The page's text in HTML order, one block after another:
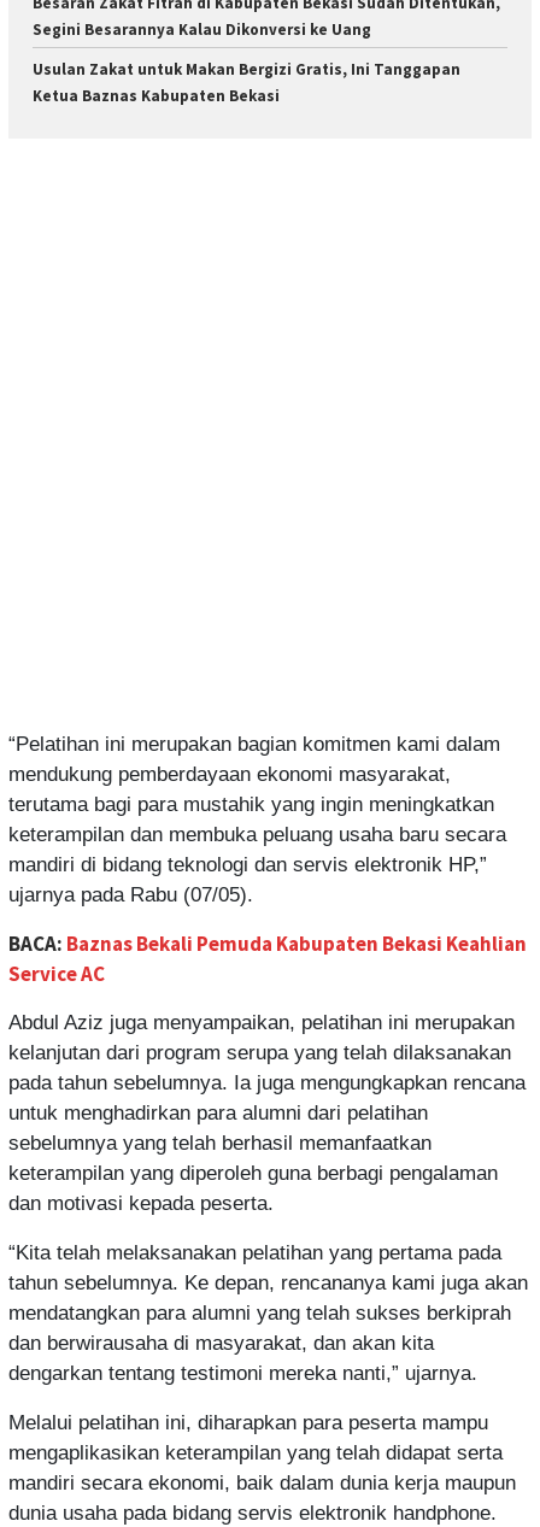
Segini Besarannya Kalau Dikonversi ke Uang
Usulan Zakat untuk Makan Bergizi Gratis, Ini Tanggapan
Ketua Baznas Kabupaten Bekasi
“Pelatihan ini merupakan bagian komitmen kami dalam
mendukung pemberdayaan ekonomi masyarakat,
terutama bagi para mustahik yang ingin meningkatkan
keterampilan dan membuka peluang usaha baru secara
mandiri di bidang teknologi dan servis elektronik HP,”
ujarnya pada Rabu (07/05).
BACA: Baznas Bekali Pemuda Kabupaten Bekasi Keahlian
Service AC
Abdul Aziz juga menyampaikan, pelatihan ini merupakan
kelanjutan dari program serupa yang telah dilaksanakan
pada tahun sebelumnya. Ia juga mengungkapkan rencana
untuk menghadirkan para alumni dari pelatihan
sebelumnya yang telah berhasil memanfaatkan
keterampilan yang diperoleh guna berbagi pengalaman
dan motivasi kepada peserta.
“Kita telah melaksanakan pelatihan yang pertama pada
tahun sebelumnya. Ke depan, rencananya kami juga akan
mendatangkan para alumni yang telah sukses berkiprah
dan berwirausaha di masyarakat, dan akan kita
dengarkan tentang testimoni mereka nanti,” ujarnya.
Melalui pelatihan ini, diharapkan para peserta mampu
mengaplikasikan keterampilan yang telah didapat serta
mandiri secara ekonomi, baik dalam dunia kerja maupun
dunia usaha pada bidang servis elektronik handphone.